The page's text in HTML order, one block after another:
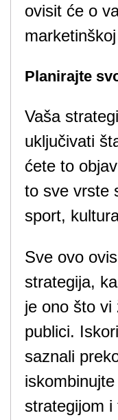
ovisit će o
Planirajte
Vaša
uključivati
ćete to
to sve vrste
sport,
Sve ovo
strategija,
je ono što vi
publici.
saznali
strategijom i